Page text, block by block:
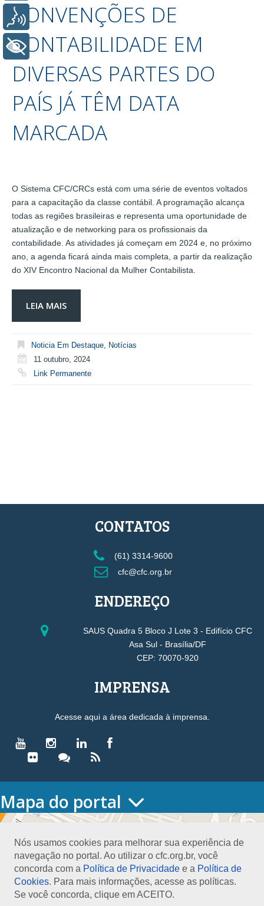
CONVENÇÕES DE
CONTABILIDADE EM
DIVERSAS PARTES DO
PAÍS JÁ TÊM DATA
MARCADA
O Sistema CFC/CRCs está com uma série de eventos voltados
para a capacitação da classe contábil. A programação alcança
todas as regiões brasileiras e representa uma oportunidade de
atualização e de networking para os profissionais da
contabilidade. As atividades já começam em 2024 e, no próximo
ano, a agenda ficará ainda mais completa, a partir da realização
do XIV Encontro Nacional da Mulher Contabilista.
LEIA MAIS
Noticia Em Destaque, Notícias
11 outubro, 2024
Link Permanente
Nós usamos cookies para melhorar sua experiência de
navegação no portal. Ao utilizar o cfc.org.br, você
concorda com a Política de Privacidade e a Política de
Cookies. Para mais informações, acesse as políticas.
Se você concorda, clique em ACEITO.
CONTATOS
(61) 3314-9600
cfc@cfc.org.br
ENDEREÇO
SAUS Quadra 5 Bloco J Lote 3 - Edifício CFC
Asa Sul - Brasília/DF
CEP: 70070-920
IMPRENSA
Acesse aqui a área dedicada à imprensa.
Mapa do portal
HOME
Conselho Diretor
Nossa Sede
Planejamento
Organograma
Medalha João Lyra
Voz
+ Acessibilidade